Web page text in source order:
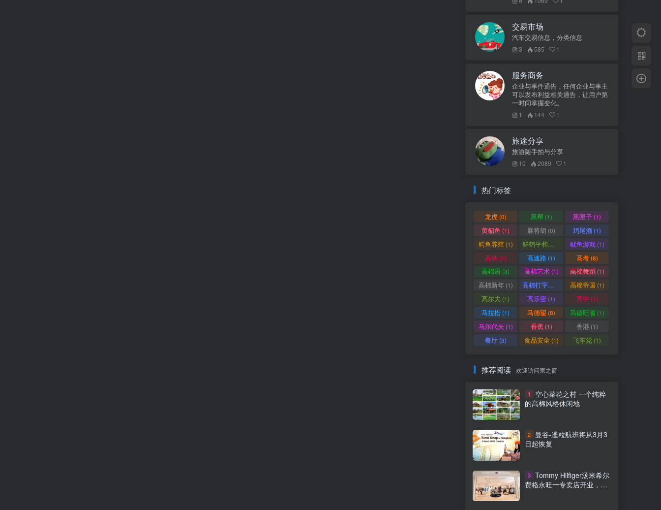
交易市场
汽车交易信息，分类信息
3 585 1
服务商务
企业与事件通告，任何企业与事主
可以发布利益相关通告，让用户第
一时间掌握变化。
1 144 1
旅途分享
旅游随手拍与分享
10 2089 1
热门标签
龙虎(0) 黑帮(1) 黑匣子(1)
黄貂鱼 (1) 麻将胡 (0) 鸡尾酒(1)
鳄鱼养殖 (1) 鲜鹤平和赏 鱿鱼游戏(1)
高铁(1) 高速路(1) 高考(8)
高棉语(3) 高棉艺术(1) 高棉舞蹈(1)
高棉新年(1) 高棉打字机 高棉帝国 (1)
高尔夫 (1) 高乐密(1) 高中 (1)
马拉松(1) 马德望 (8) 马德旺省(1)
马尔代夫 (1) 香蕉(1) 香港 (1)
餐厅(3) 食品安全(1) 飞车党 (1)
推荐阅读 欢迎访问柬之窗
1
空心菜花之村 一个纯粹
的高棉风格休闲地
2
曼谷-暹粒航班将从3月3
日起恢复
3 Tommy Hilfiger汤米希尔
费格永旺一专卖店开业，正